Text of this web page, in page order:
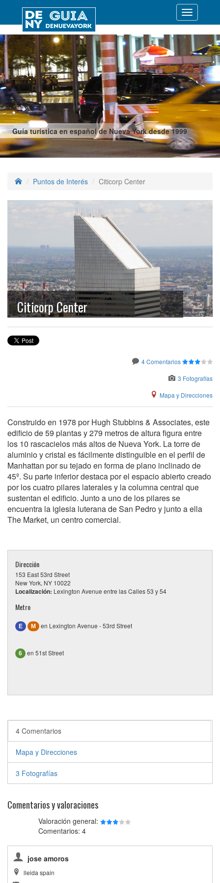
Guía turística en español de Nueva York desde 1999
Desplegar
Puntos de Interés Citicorp Center
Citicorp Center
4 Comentarios
3 Fotografías
Mapa y Direcciones
Construido en 1978 por Hugh Stubbins & Associates, este
edificio de 59 plantas y 279 metros de altura figura entre
los 10 rascacielos más altos de Nueva York. La torre de
aluminio y cristal es fácilmente distinguible en el perfil de
Manhattan por su tejado en forma de plano inclinado de
45º. Su parte inferior destaca por el espacio abierto creado
por los cuatro pilares laterales y la columna central que
sustentan el edificio. Junto a uno de los pilares se
encuentra la iglesia luterana de San Pedro y junto a ella
The Market, un centro comercial.
Dirección
153 East 53rd Street
New York, NY 10022
Localización: Lexington Avenue entre las Calles 53 y 54
Metro
E M en Lexington Avenue - 53rd Street
6 en 51st Street
4 Comentarios
Mapa y Direcciones
3 Fotografías
Comentarios y valoraciones
Valoración general:
Comentarios: 4
jose amoros
lleida spain